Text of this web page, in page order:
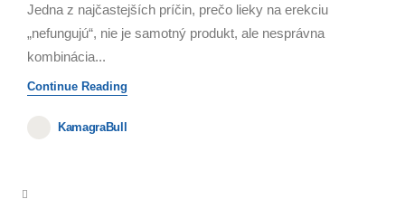
Jedna z najčastejších príčin, prečo lieky na erekciu
„nefungujú“, nie je samotný produkt, ale nesprávna
kombinácia...
Continue Reading
KamagraBull